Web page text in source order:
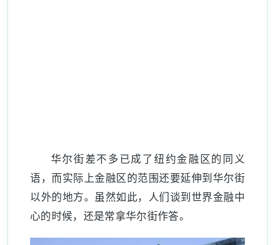
华尔街差不多已成了纽约金融区的同义
语，而实际上金融区的范围还要延伸到华尔街
以外的地方。虽然如此，人们谈到世界金融中
心的时候，还是常拿华尔街作答。